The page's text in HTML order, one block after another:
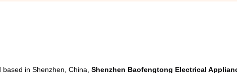
in Shenzhen, China, Shenzhen Baofengtong Electrical